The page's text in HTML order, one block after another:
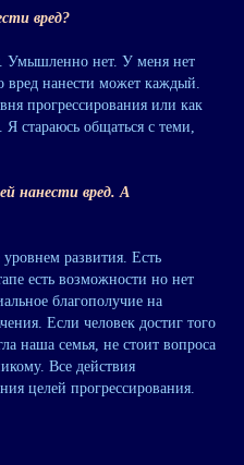
вред?
Умышленно нет. У меня нет
вред нанести может каждый.
прогрессирования или как
стараюсь общаться с теми,
нанести вред. А
развития. Есть
есть возможности но нет
благополучие на
Если человек достиг того
наша семья, не стоит вопроса
Все действия
целей прогрессирования.